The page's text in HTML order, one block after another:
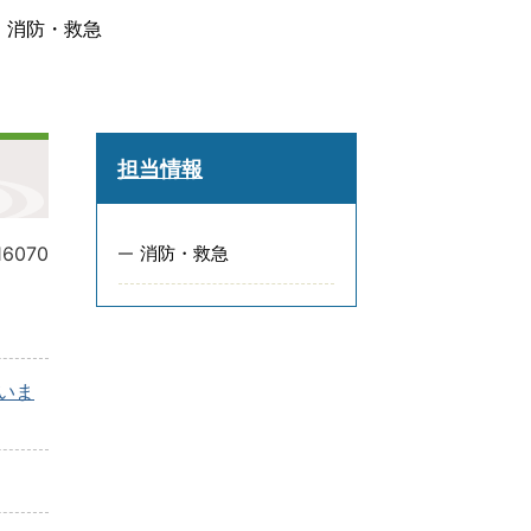
消防・救急
ま
担当情報
消防・救急